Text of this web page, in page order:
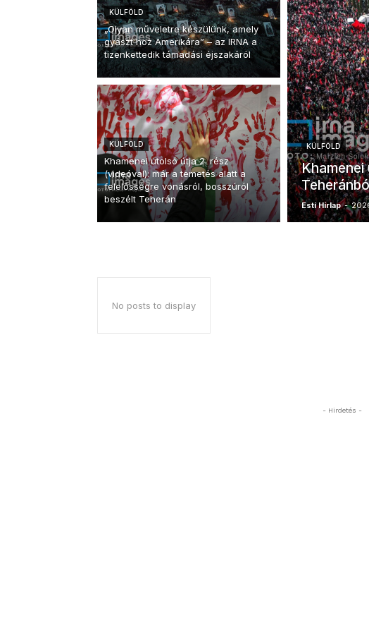
KÜLFÖLD
„Olyan műveletre készülünk, amely
gyászt hoz Amerikára” – az IRNA a
tizenkettedik támadási éjszakáról
KÜLFÖLD
Khamenei utolsó útja 2. rész
(videóval): már a temetés alatt a
felelősségre vonásról, bosszúról
beszélt Teherán
KÜLFÖLD
Khamenei
Esti Hírlap -
No posts to display
- Hirdetés -